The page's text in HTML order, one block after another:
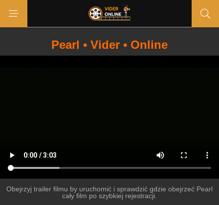
Pearl • Vider • Online
Obejrzyj trailer filmu by uruchomić i sprawdzić gdzie obejrzeć Pearl
cały film po szybkiej rejestracji.